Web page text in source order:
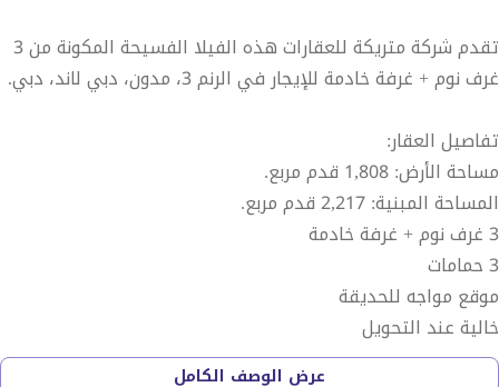
تقدم شركة متريكة للعقارات هذه الفيلا الفسيحة المكونة من 3
غرف نوم + غرفة خادمة للإيجار في الرنم 3، مدون، دبي لاند، دبي.
تفاصيل العقار:
مساحة الأرض: 1,808 قدم مربع.
المساحة المبنية: 2,217 قدم مربع.
3 غرف نوم + غرفة خادمة
3 حمامات
موقع مواجه للحديقة
خالية عند التحويل
عرض الوصف الكامل